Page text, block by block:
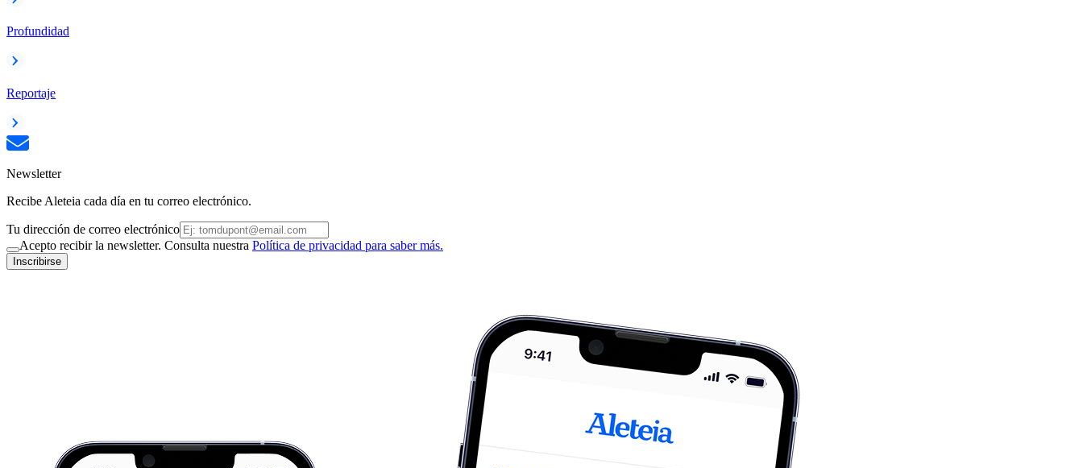
Profundidad
Reportaje
Newsletter
Recibe Aleteia cada día en tu correo electrónico.
Tu dirección de correo electrónico
Acepto recibir la newsletter. Consulta nuestra Política de privacidad para saber más.
Inscribirse